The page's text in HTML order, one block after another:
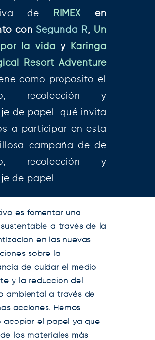
de
RIMEXen
con Segunda R, Un
la vida y
Karinga
Resort Adventure
como proposito el
recolección y
de papel qué invita
a participar en esta
campaña de de
recolección y
de papel
es fomentar una
a través de la
en las nuevas
sobre la
de cuidar el medio
y la reducción del
ambiental a través de
acciones. Hemos
acopiar el papel ya que
los materiales más